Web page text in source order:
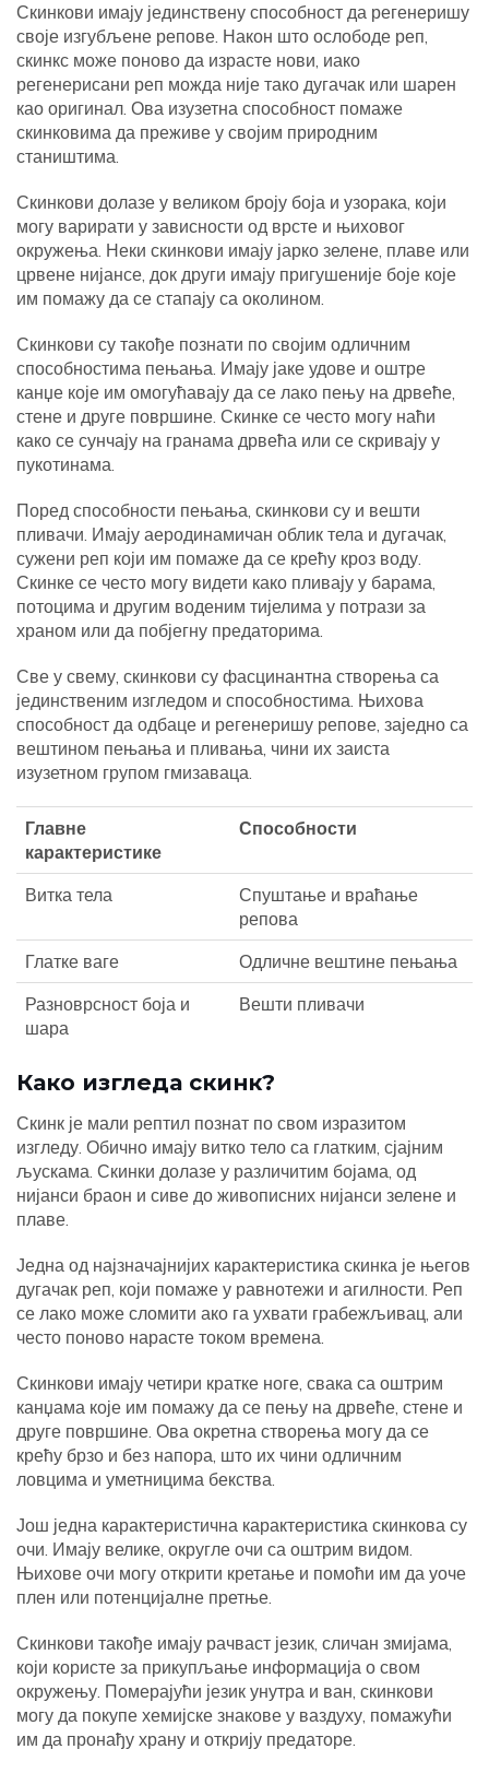
Скинкови имају јединствену способност да регенеришу
своје изгубљене репове. Након што ослободе реп,
скинкс може поново да израсте нови, иако
регенерисани реп можда није тако дугачак или шарен
као оригинал. Ова изузетна способност помаже
скинковима да преживе у својим природним
стаништима.
Скинкови долазе у великом броју боја и узорака, који
могу варирати у зависности од врсте и њиховог
окружења. Неки скинкови имају јарко зелене, плаве или
црвене нијансе, док други имају пригушеније боје које
им помажу да се стапају са околином.
Скинкови су такође познати по својим одличним
способностима пењања. Имају јаке удове и оштре
канџе које им омогућавају да се лако пењу на дрвеће,
стене и друге површине. Скинке се често могу наћи
како се сунчају на гранама дрвећа или се скривају у
пукотинама.
Поред способности пењања, скинкови су и вешти
пливачи. Имају аеродинамичан облик тела и дугачак,
сужени реп који им помаже да се крећу кроз воду.
Скинке се често могу видети како пливају у барама,
потоцима и другим воденим тијелима у потрази за
храном или да побјегну предаторима.
Све у свему, скинкови су фасцинантна створења са
јединственим изгледом и способностима. Њихова
способност да одбаце и регенеришу репове, заједно са
вештином пењања и пливања, чини их заиста
изузетном групом гмизаваца.
Главне
карактеристике
Способности
Витка тела
Спуштање и враћање
репова
Глатке ваге
Одличне вештине пењања
Разноврсност боја и
шара
Вешти пливачи
Како изгледа скинк?
Скинк је мали рептил познат по свом изразитом
изгледу. Обично имају витко тело са глатким, сјајним
љускама. Скинки долазе у различитим бојама, од
нијанси браон и сиве до живописних нијанси зелене и
плаве.
Једна од најзначајнијих карактеристика скинка је његов
дугачак реп, који помаже у равнотежи и агилности. Реп
се лако може сломити ако га ухвати грабежљивац, али
често поново нарасте током времена.
Скинкови имају четири кратке ноге, свака са оштрим
канџама које им помажу да се пењу на дрвеће, стене и
друге површине. Ова окретна створења могу да се
крећу брзо и без напора, што их чини одличним
ловцима и уметницима бекства.
Још једна карактеристична карактеристика скинкова су
очи. Имају велике, округле очи са оштрим видом.
Њихове очи могу открити кретање и помоћи им да уоче
плен или потенцијалне претње.
Скинкови такође имају рачваст језик, сличан змијама,
који користе за прикупљање информација о свом
окружењу. Померајући језик унутра и ван, скинкови
могу да покупе хемијске знакове у ваздуху, помажући
им да пронађу храну и открију предаторе.